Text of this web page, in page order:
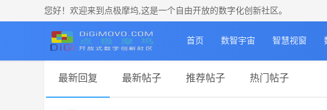
您好！欢迎来到点极摩坞,这是一个自由开放的数字化创新社区。
首页 数智宇宙 智慧视窗
数字AI实验室 摩坞营运中心
最新回复 最新帖子 推荐帖子 热门帖子